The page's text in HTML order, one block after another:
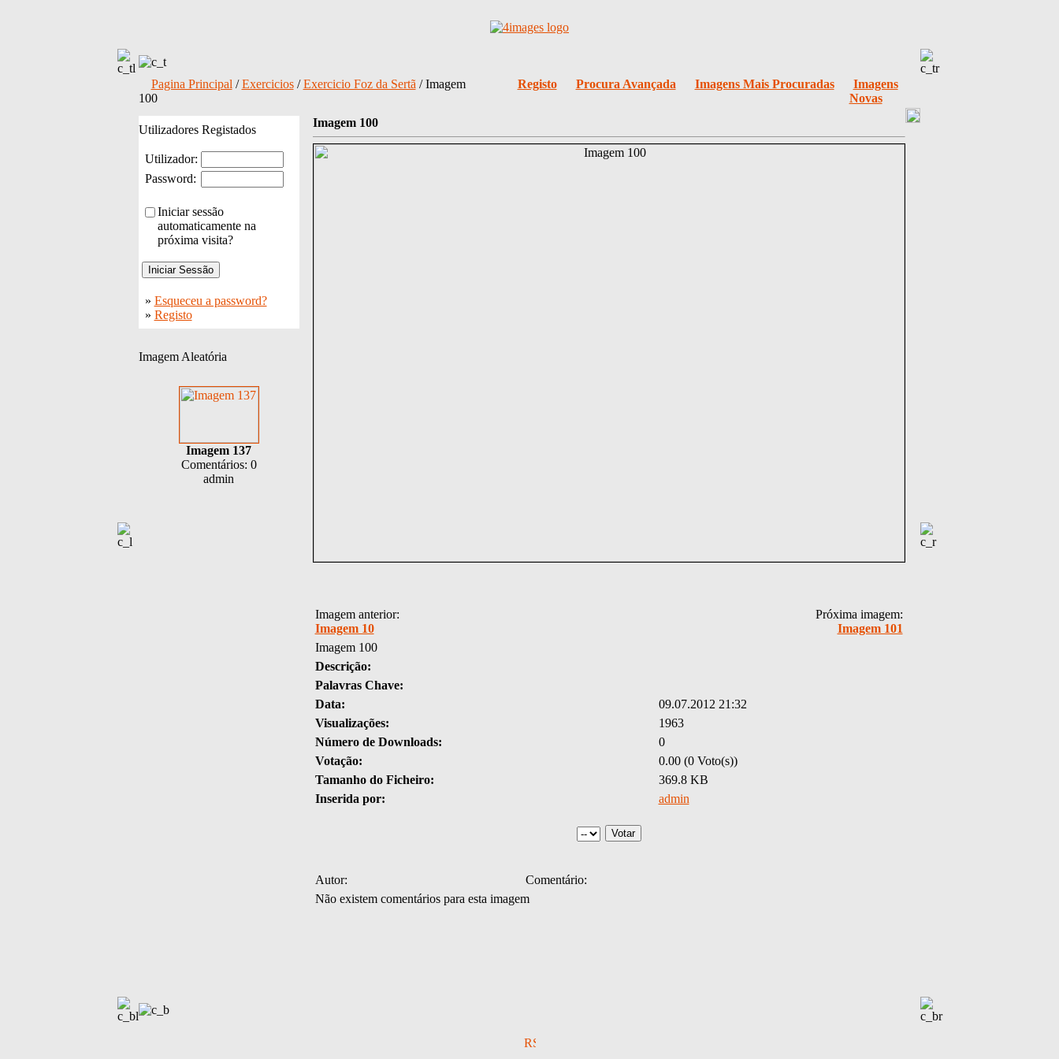
Pagina Principal /Exercicios/Exercicio Foz da Sertã / Imagem
100
Registo Procura Avançada Imagens Mais Procuradas
Imagens
Novas
Utilizadores Registados
Utilizador:
Password:
Iniciar sessão
automaticamente na
próxima visita?
» Esqueceu a password?
» Registo
Imagem Aleatória
Imagem 137
Comentários: 0
admin
Imagem 100
Imagem anterior:
Imagem 10
Próxima imagem:
Imagem 101
Imagem 100
Descrição:
Palavras Chave:
Data:
09.07.2012 21:32
Visualizações:
1963
Número de Downloads:
0
Votação:
0.00 (0 Voto(s))
Tamanho do Ficheiro:
369.8 KB
Inserida por:
admin
Autor:
Comentário:
Não existem comentários para esta imagem